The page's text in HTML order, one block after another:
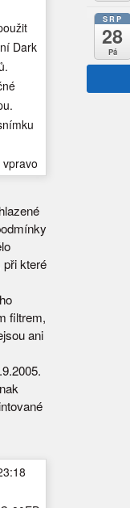
Dark
při které
filtrem,
ani
SRP
28
Pá